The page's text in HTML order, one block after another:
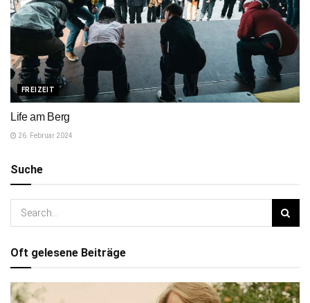
FREIZEIT
Life am Berg
26. Februar 2024
Suche
Oft gelesene Beiträge